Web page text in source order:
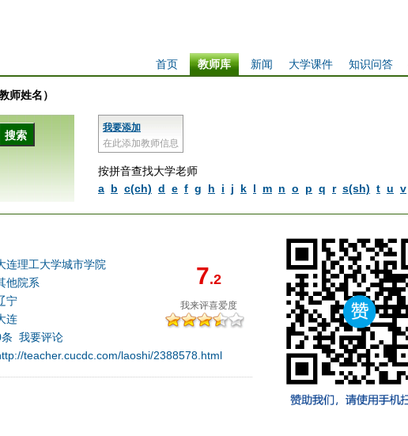
知识问答
大学课件
新闻
教师库
首页
师姓名）
我要添加
在此添加教师信息
按拼音查找大学老师
a b c(ch) d e f g h i j k l m n o p q r s(sh) t u v
7.2
我来评喜爱度
连理工大学城市学院
他院系
宁
连
我要评论
teacher.cucdc.com/laoshi/2388578.html